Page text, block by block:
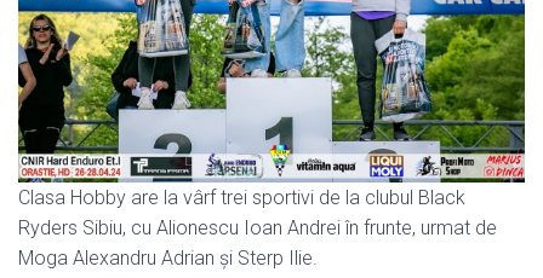
Clasa Hobby are la vârf trei sportivi de la clubul Black
Ryders Sibiu, cu Alionescu Ioan Andrei în frunte, urmat de
Moga Alexandru Adrian și Sterp Ilie.